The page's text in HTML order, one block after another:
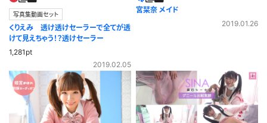
写真集動画セット
くりえみ 透け透けセーラーで全てが透
けて見えちゃう！？透けセーラー
1,281pt
2019.02.05
宮栞奈 メイド
2019.01.26